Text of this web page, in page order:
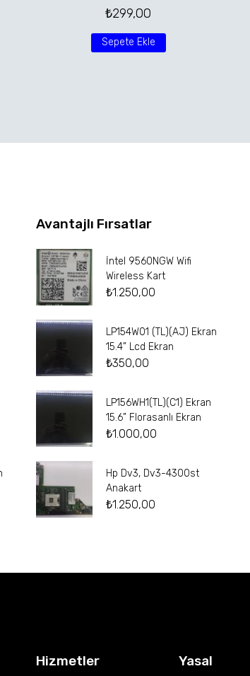
₺299,00
Sepete Ekle
Avantajlı Fırsatlar
İntel 9560NGW Wifi
Wireless Kart
₺1.250,00
LP154W01 (TL)(AJ) Ekran
15.4” Lcd Ekran
₺350,00
LP156WH1(TL)(C1) Ekran
15.6” Florasanlı Ekran
₺1.000,00
Hp Dv3, Dv3-4300st
Anakart
₺1.250,00
Hizmetler Yasal